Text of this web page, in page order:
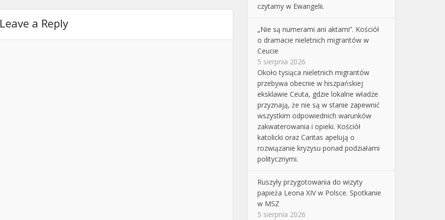
Leave a Reply
czytamy w Ewangelii.
„Nie są numerami ani aktami”. Kościół
o dramacie nieletnich migrantów w
Ceucie
5 sierpnia 2026
Około tysiąca nieletnich migrantów
przebywa obecnie w hiszpańskiej
eksklawie Ceuta, gdzie lokalne władze
przyznają, że nie są w stanie zapewnić
wszystkim odpowiednich warunków
zakwaterowania i opieki. Kościół
katolicki oraz Caritas apelują o
rozwiązanie kryzysu ponad podziałami
politycznymi.
Ruszyły przygotowania do wizyty
papieża Leona XIV w Polsce. Spotkanie
w MSZ
5 sierpnia 2026